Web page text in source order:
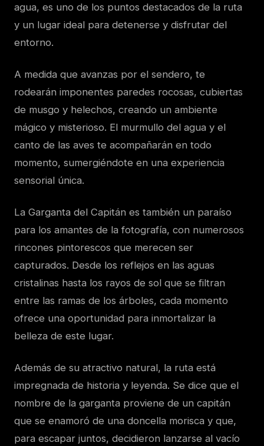
agua, es uno de los puntos destacados de la ruta
y un lugar ideal para detenerse y disfrutar del
entorno.
A medida que avanzas por el sendero, te
rodearán imponentes paredes rocosas, cubiertas
de musgo y helechos, creando un ambiente
mágico y misterioso. El murmullo del agua y el
canto de las aves te acompañarán en todo
momento, sumergiéndote en una experiencia
sensorial única.
La Garganta del Capitán es también un paraíso
para los amantes de la fotografía, con numerosos
rincones pintorescos que merecen ser
capturados. Desde los reflejos en las aguas
cristalinas hasta los rayos de sol que se filtran
entre las ramas de los árboles, cada momento
ofrece una oportunidad para inmortalizar la
belleza de este lugar.
Además de su atractivo natural, la ruta está
impregnada de historia y leyenda. Se dice que el
nombre de la garganta proviene de un capitán
que se enamoró de una doncella morisca y que,
para escapar juntos, decidieron lanzarse al vacío